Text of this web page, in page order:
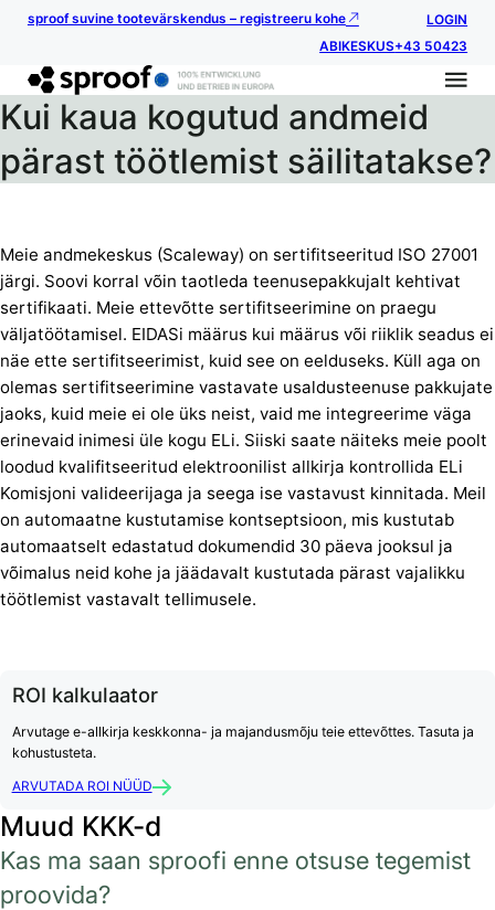
sproof suvine tootevärskendus – registreeru kohe
LOGIN
ABIKESKUS+43 50423
Kui kaua kogutud andmeid
pärast töötlemist säilitatakse?
Meie andmekeskus (Scaleway) on sertifitseeritud ISO 27001
järgi. Soovi korral võin taotleda teenusepakkujalt kehtivat
sertifikaati. Meie ettevõtte sertifitseerimine on praegu
väljatöötamisel. EIDASi määrus kui määrus või riiklik seadus ei
näe ette sertifitseerimist, kuid see on eelduseks. Küll aga on
olemas sertifitseerimine vastavate usaldusteenuse pakkujate
jaoks, kuid meie ei ole üks neist, vaid me integreerime väga
erinevaid inimesi üle kogu ELi. Siiski saate näiteks meie poolt
loodud kvalifitseeritud elektroonilist allkirja kontrollida ELi
Komisjoni valideerijaga ja seega ise vastavust kinnitada. Meil
on automaatne kustutamise kontseptsioon, mis kustutab
automaatselt edastatud dokumendid 30 päeva jooksul ja
võimalus neid kohe ja jäädavalt kustutada pärast vajalikku
töötlemist vastavalt tellimusele.
ROI kalkulaator
Arvutage e-allkirja keskkonna- ja majandusmõju teie ettevõttes. Tasuta ja
kohustusteta.
ARVUTADA ROI NÜÜD
Muud KKK-d
Kas ma saan sproofi enne otsuse tegemist
proovida?